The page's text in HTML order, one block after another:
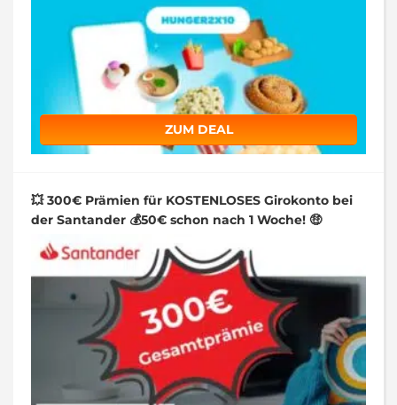
ZUM DEAL
💥 300€ Prämien für KOSTENLOSES Girokonto bei
der Santander 💰50€ schon nach 1 Woche! 🤑